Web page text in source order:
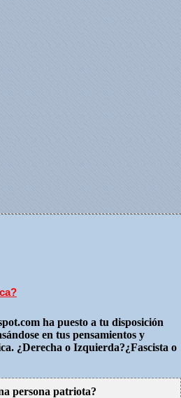
ha puesto a tu disposición
en tus pensamientos y
¿Derecha o Izquierda?¿Fascista o
persona patriota?